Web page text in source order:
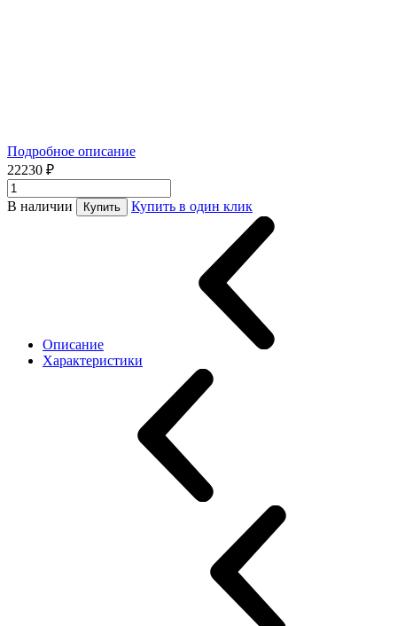
Подробное описание
22230 ₽
В наличии Купить Купить в один клик
Описание
Характеристики